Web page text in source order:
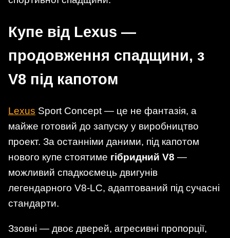
Купе від Lexus —
продовження спадщини, з
V8 під капотом
Lexus Sport Concept — це не фантазія, а
майже готовий до запуску у виробництво
проект. За останніми даними, під капотом
нового купе стоятиме гібридний V8 —
можливий спадкоємець двигунів
легендарного V8-LC, адаптований під сучасні
стандарти.
Ззовні — двоє дверей, агресивні пропорції,